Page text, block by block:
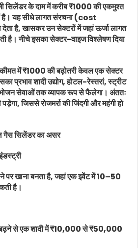
सिलेंडर के दाम में करीब ₹1000 की एकमुश्त
है। यह सीधे लागत संरचना (cost
है, खासकर उन सेक्टरों में जहां ऊर्जा लागत
है। नीचे इसका सेक्टर-वाइज विश्लेषण दिया
में ₹1000 की बढ़ोतरी केवल एक सेक्टर
प्रभाव शादी उद्योग, होटल-रेस्तरां, स्ट्रीट
सेवाओं तक व्यापक रूप से फैलेगा। अंततः
जिससे रोजमर्रा की जिंदगी और महंगी हो
गैस सिलेंडर का असर
पर खाना बनता है, जहां एक इवेंट में 10–50
है।
से एक शादी में ₹10,000 से ₹50,000